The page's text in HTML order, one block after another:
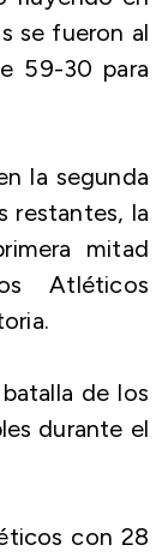
se fueron al
59-30 para
la segunda
restantes, la
mitad
Atléticos
de los
durante el
con 28